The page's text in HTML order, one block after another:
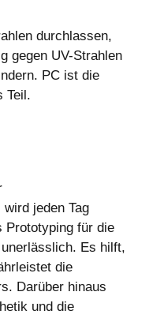
durchlassen,
gegen UV-Strahlen
PC ist die
Teil.
jeden Tag
Prototyping für die
Es hilft,
die
Darüber hinaus
und die